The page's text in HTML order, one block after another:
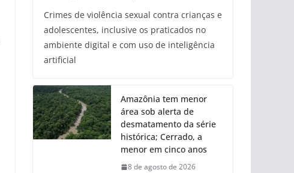
Crimes de violência sexual contra crianças e
adolescentes, inclusive os praticados no
ambiente digital e com uso de inteligência
artificial
Amazônia tem menor
área sob alerta de
desmatamento da série
histórica; Cerrado, a
menor em cinco anos
8 de agosto de 2026